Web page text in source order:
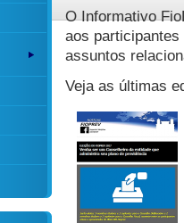
O Informativo
aos
assuntos
Veja as últimas